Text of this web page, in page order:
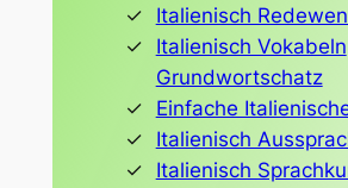
Italienisch
Italienisch Vokabeln
Grundwortschatz
Einfache
Italienisch
Italienisch